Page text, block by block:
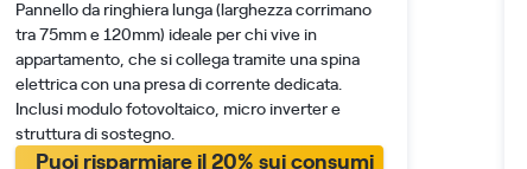
Pannello da ringhiera lunga (larghezza corrimano
tra 75mm e 120mm) ideale per chi vive in
appartamento, che si collega tramite una spina
elettrica con una presa di corrente dedicata.
Inclusi modulo fotovoltaico, micro inverter e
struttura di sostegno.
Puoi risparmiare il 20% sui consumi